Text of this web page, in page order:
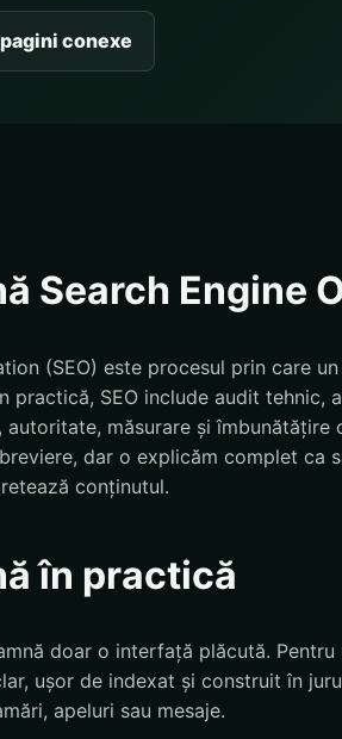
conexe
Search Engine
(SEO) este procesul prin care
practică, SEO include audit
măsurare și îmbunătățire
dar o explicăm complet
conținutul.
în practică
doar o interfață plăcută.
ușor de indexat și construit în
apeluri sau mesaje.